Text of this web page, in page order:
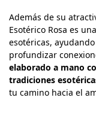
Además de su
Esotérico Rosa es
esotéricas,
profundizar
elaborado a mano
tradiciones
tu camino hacia el